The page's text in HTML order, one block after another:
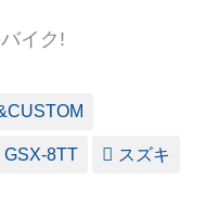
イク!
GSX-8TT スズキ